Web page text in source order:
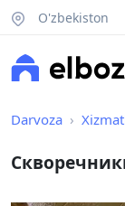
O'zbekiston
Darvoza